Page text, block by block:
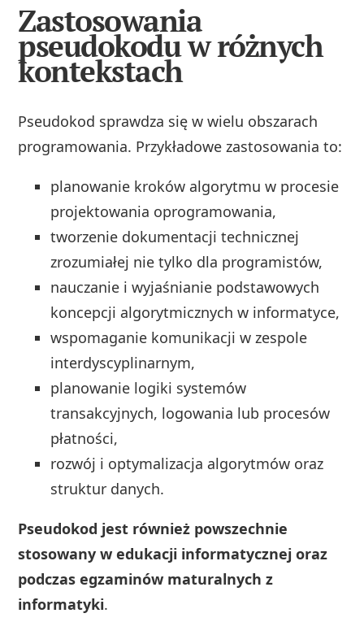
Zastosowania
pseudokodu w różnych
kontekstach
Pseudokod sprawdza się w wielu obszarach
programowania. Przykładowe zastosowania to:
planowanie kroków algorytmu w procesie
projektowania oprogramowania,
tworzenie dokumentacji technicznej
zrozumiałej nie tylko dla programistów,
nauczanie i wyjaśnianie podstawowych
koncepcji algorytmicznych w informatyce,
wspomaganie komunikacji w zespole
interdyscyplinarnym,
planowanie logiki systemów
transakcyjnych, logowania lub procesów
płatności,
rozwój i optymalizacja algorytmów oraz
struktur danych.
Pseudokod jest również powszechnie
stosowany w edukacji informatycznej oraz
podczas egzaminów maturalnych z
informatyki.